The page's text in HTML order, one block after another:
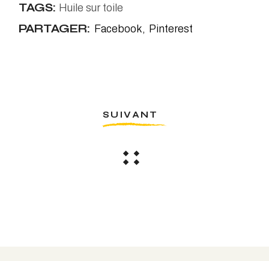
TAGS: Huile sur toile
PARTAGER: Facebook Pinterest
SUIVANT